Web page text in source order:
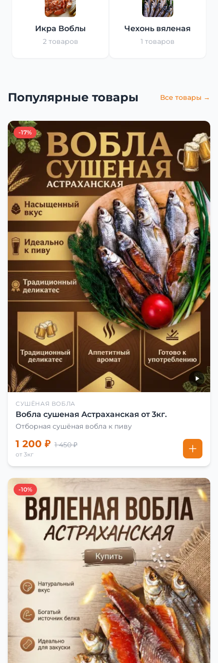
Икра Воблы
2 товаров
Чехонь вяленая
1 товаров
Популярные товары Все товары →
-17%
СУШЁНАЯ ВОБЛА
Вобла сушеная Астраханская от 3кг.
Отборная сушёная вобла к пиву
1 200 ₽ 1 450 ₽
от 3кг
-10%